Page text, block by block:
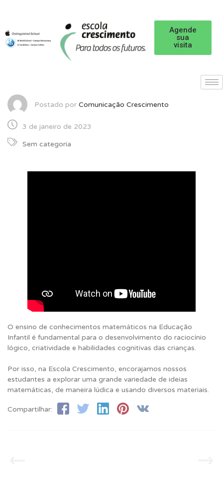
Agende
sua
visita
Postado por Comunicação Crescimento
3 de janeiro de 2023
Sem categoria
O ensino de conhecimentos matemáticos na Educação
Infantil é fundamental para o desenvolvimento do raciocínio
lógico, criatividade e habilidades cognitivas das crianças.
Por isso, na Escola Crescimento, encorajamos nossos
estudantes a explorar uma grande variedade de ideias
matemáticas, de maneira lúdica e usando diversos materiais.
Compartilhar: